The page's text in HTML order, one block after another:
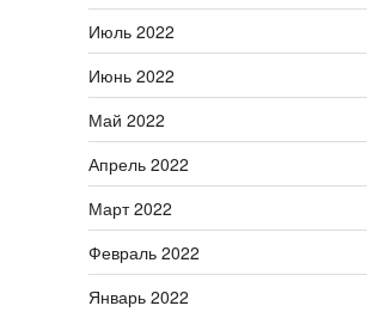
Июль 2022
Июнь 2022
Май 2022
Апрель 2022
Март 2022
Февраль 2022
Январь 2022